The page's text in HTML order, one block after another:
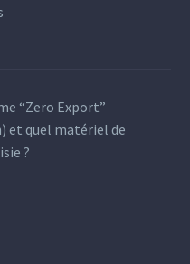
“Zero Export”
et quel matériel de
?